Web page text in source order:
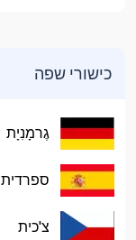
כישורי שפה
גֶרמָנִיָת
ספרדית
צ'כית